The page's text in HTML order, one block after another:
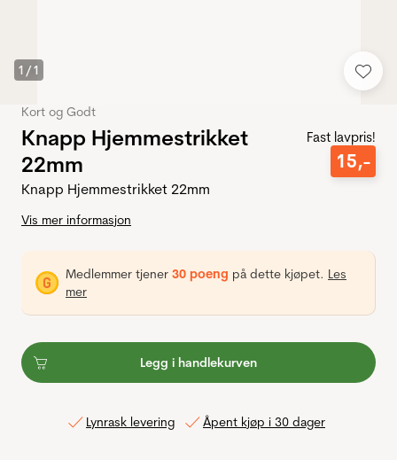
1 /1
Kort og Godt
Knapp Hjemmestrikket
22mm
Fast lavpris!
15,-
Knapp Hjemmestrikket 22mm
Vis mer informasjon
Medlemmer tjener 30 poeng på dette kjøpet. Les
mer
Legg i handlekurven
Lynrask levering Åpent kjøp i 30 dager